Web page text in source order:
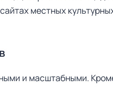
местных
и масштабными.